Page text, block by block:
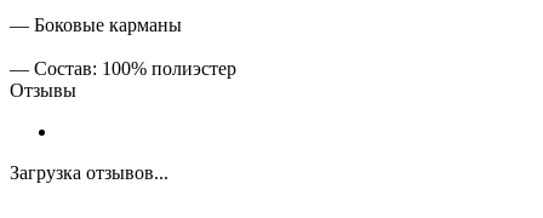
— Боковые карманы
— Состав: 100% полиэстер
Отзывы
Загрузка отзывов...